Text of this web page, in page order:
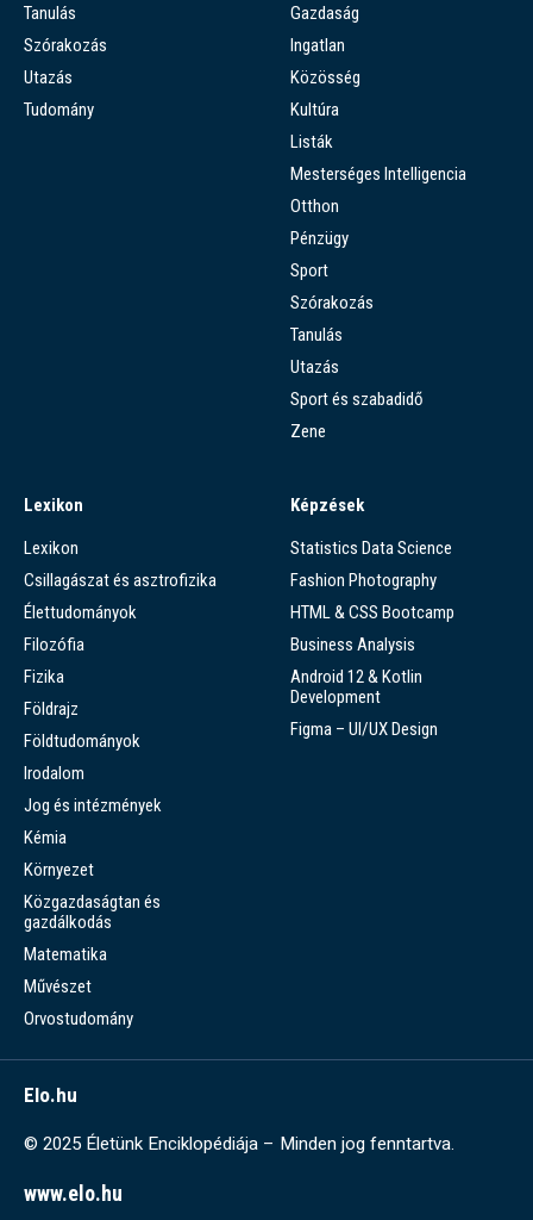
Tanulás
Szórakozás
Utazás
Tudomány
Gazdaság
Ingatlan
Közösség
Kultúra
Listák
Mesterséges Intelligencia
Otthon
Pénzügy
Sport
Szórakozás
Tanulás
Utazás
Sport és szabadidő
Zene
Lexikon
Lexikon
Csillagászat és asztrofizika
Élettudományok
Filozófia
Fizika
Földrajz
Földtudományok
Irodalom
Jog és intézmények
Kémia
Környezet
Közgazdaságtan és
gazdálkodás
Matematika
Művészet
Orvostudomány
Képzések
Statistics Data Science
Fashion Photography
HTML & CSS Bootcamp
Business Analysis
Android 12 & Kotlin
Development
Figma – UI/UX Design
Elo.hu
© 2025 Életünk Enciklopédiája – Minden jog fenntartva.
www.elo.hu